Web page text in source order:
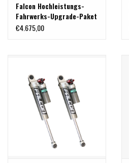
Falcon Hochleistungs-
Fahrwerks-Upgrade-Paket
für Sprinter 906/NCV3
€4.675,00